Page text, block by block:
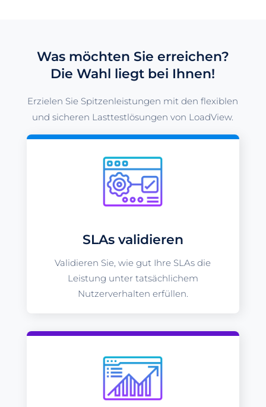
Was möchten Sie erreichen?
Die Wahl liegt bei Ihnen!
Erzielen Sie Spitzenleistungen mit den flexiblen
und sicheren Lasttestlösungen von LoadView.
SLAs validieren
Validieren Sie, wie gut Ihre SLAs die
Leistung unter tatsächlichem
Nutzerverhalten erfüllen.